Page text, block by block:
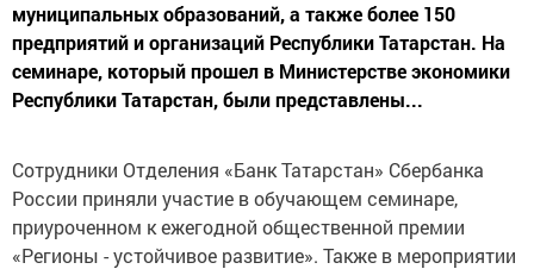
муниципальных образований, а также более 150
предприятий и организаций Республики Татарстан. На
семинаре, который прошел в Министерстве экономики
Республики Татарстан, были представлены...
Сотрудники Отделения «Банк Татарстан» Сбербанка
России приняли участие в обучающем семинаре,
приуроченном к ежегодной общественной премии
«Регионы - устойчивое развитие». Также в мероприятии